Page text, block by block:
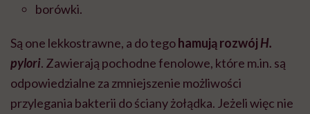
borówki.
Są one lekkostrawne, a do tegohamują rozwój H.
pylori. Zawierają pochodne fenolowe, które m.in. są
odpowiedzialne za zmniejszenie możliwości
przylegania bakterii do ściany żołądka. Jeżeli więc nie